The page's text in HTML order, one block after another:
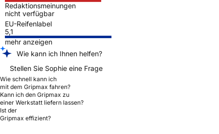
Redaktionsmeinungen
nicht verfügbar
EU-Reifenlabel
5,1
mehr anzeigen
Wie kann ich Ihnen helfen?
Stellen Sie Sophie eine Frage
Wie schnell kann ich
mit dem Gripmax fahren?
Kann ich den Gripmax zu
einer Werkstatt liefern lassen?
Ist der
Gripmax effizient?